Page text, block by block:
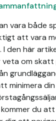
vara både
att vara
den här
veta om skatt
minimera
du